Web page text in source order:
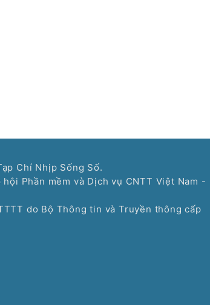
Chí Nhịp Sống Số.
Phần mềm và Dịch vụ CNTT Việt Nam -
do Bộ Thông tin và Truyền thông cấp